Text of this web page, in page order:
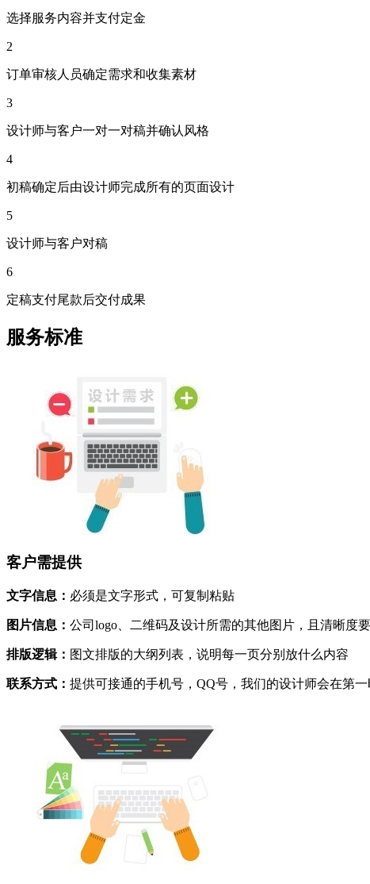
选择服务内容并支付定金
2
订单审核人员确定需求和收集素材
3
设计师与客户一对一对稿并确认风格
4
初稿确定后由设计师完成所有的页面设计
5
设计师与客户对稿
6
定稿支付尾款后交付成果
服务标准
客户需提供
文字信息： 必须是文字形式，可复制粘贴
图片信息： 公司logo、二维码及设计所需的其他图片，且清晰度
排版逻辑： 图文排版的大纲列表，说明每一页分别放什么内容
联系方式： 提供可接通的手机号，QQ号，我们的设计师会在第